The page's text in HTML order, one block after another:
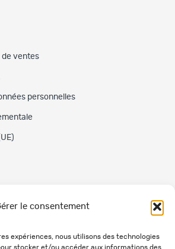
le consentement
expériences, nous utilisons des technologies
stocker et/ou accéder aux informations des
de ventes
personnelles